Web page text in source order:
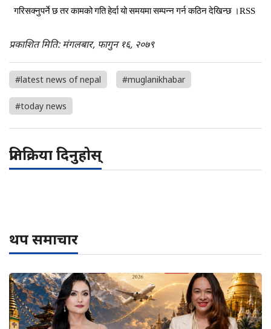
गरिसक्नुपर्नेछतरकामकोगतिहेर्दायोसमयमासम्पन्नगर्नकठिनदेखिन्छ ।RSS
प्रकाशित मिति: मंगलबार, फागुन १६, २०७९
#latest news of nepal #muglanikhabar
#today news
प्रतिक्रिया दिनुहोस्
थप समाचार